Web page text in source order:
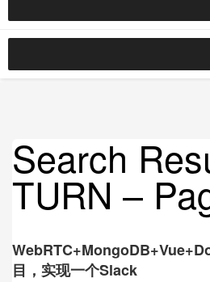
Search
TURN –
目，实现一个Slack